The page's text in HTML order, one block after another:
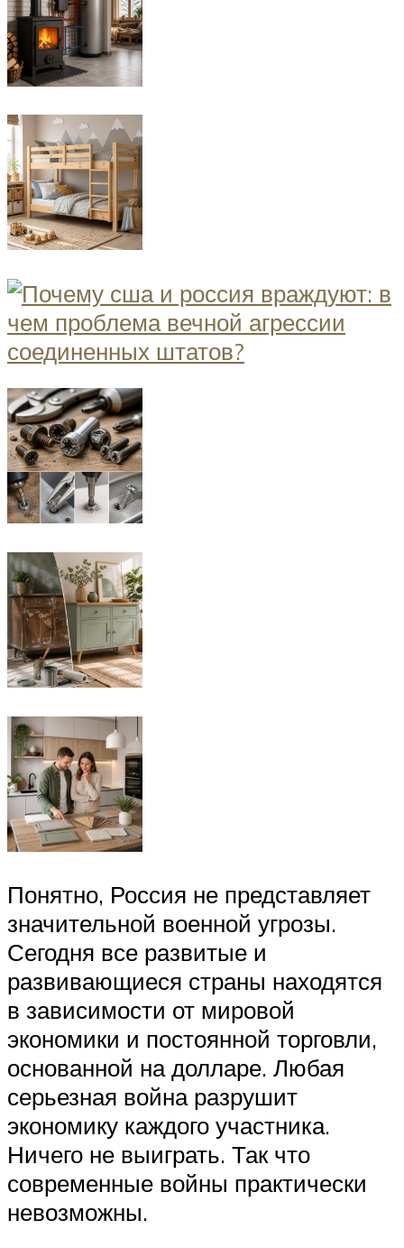
Понятно, Россия не представляет
значительной военной угрозы.
Сегодня все развитые и
развивающиеся страны находятся
в зависимости от мировой
экономики и постоянной торговли,
основанной на долларе. Любая
серьезная война разрушит
экономику каждого участника.
Ничего не выиграть. Так что
современные войны практически
невозможны.